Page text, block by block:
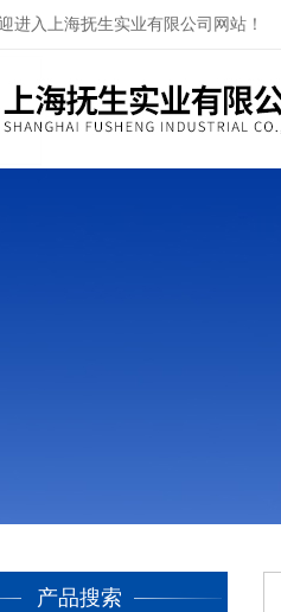
进入上海抚生实业有限公司网站！
产品搜索